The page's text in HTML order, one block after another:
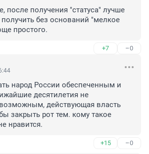
после получения "статуса" лучше
получить без оснований "мелкое
простого.
+7 –0
народ России обеспеченным и
десятилетия не
возможным, действующая власть
закрыть рот тем. кому такое
нравится.
+15 –0